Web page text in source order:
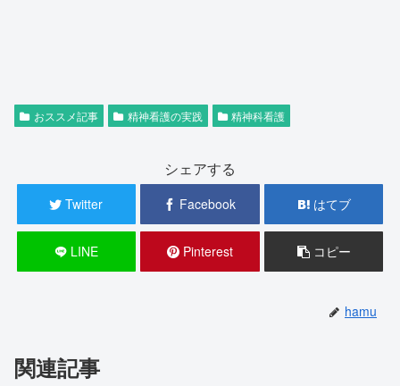
おススメ記事 精神看護の実践 精神科看護
シェアする
Twitter Facebook はてブ
LINE Pinterest コピー
hamu
関連記事